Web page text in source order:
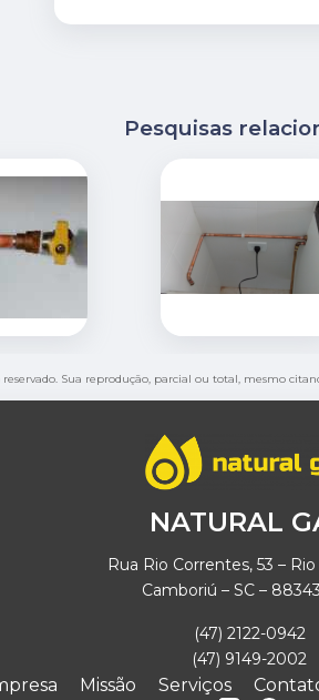
Pesquisas
Sua reprodução, parcial ou total, mesmo
NATURAL
Rua Rio Correntes, 53 –
Camboriú – SC –
(47) 2122-0942
(47) 9149-2002
Missão Serviços